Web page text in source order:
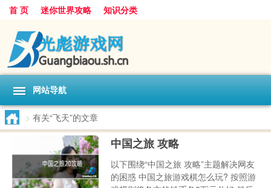
首 页 迷你世界攻略 知识分类
网站导航
> 有关“飞天”的文章
中国之旅 攻略
以下围绕“中国之旅 攻略”主题解决网友
的困惑 中国之旅游戏棋怎么玩? 按照游